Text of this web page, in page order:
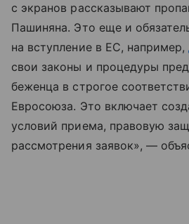
с экранов рассказывают
Пашиняна. Это еще и
на вступление в ЕС, например,
свои законы и процедуры
беженца в строгое
Евросоюза. Это включает
условий приема, правовую
рассмотрения заявок», —